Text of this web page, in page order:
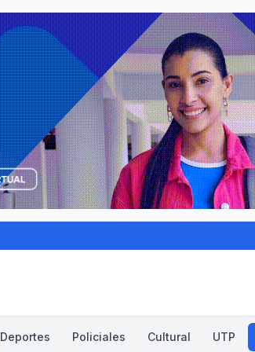
Deportes Policiales Cultural UTP